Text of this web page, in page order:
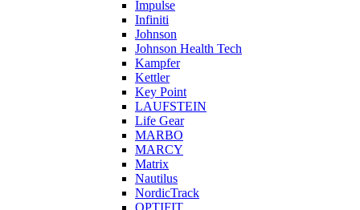
Impulse
Infiniti
Johnson
Johnson Health Tech
Kampfer
Kettler
Key Point
LAUFSTEIN
Life Gear
MARBO
MARCY
Matrix
Nautilus
NordicTrack
OPTIFIT